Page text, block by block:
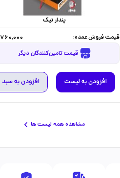
پندار نیک
قیمت فروش عمده:
760,000
قیمت تامین‌کنندگان دیگر
افزودن به لیست افزودن به سبد
مشاهده همه لیست ها